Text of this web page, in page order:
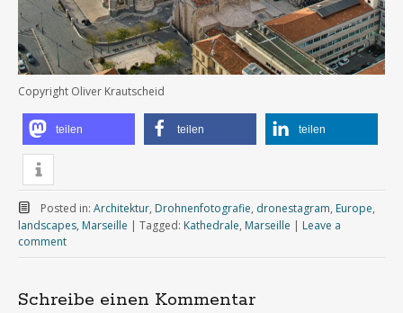
Copyright Oliver Krautscheid
teilen teilen teilen
Posted in: Architektur, Drohnenfotografie, dronestagram, Europe,
landscapes, Marseille Tagged: Kathedrale, Marseille
Leave a
comment
Schreibe einen Kommentar